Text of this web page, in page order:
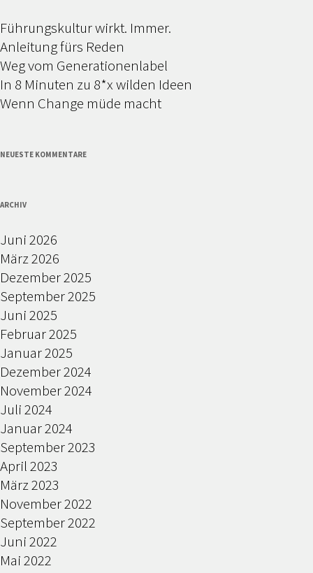
Führungskultur wirkt. Immer.
Anleitung fürs Reden
Weg vom Generationenlabel
In 8 Minuten zu 8*x wilden Ideen
Wenn Change müde macht
NEUESTE KOMMENTARE
ARCHIV
Juni 2026
März 2026
Dezember 2025
September 2025
Juni 2025
Februar 2025
Januar 2025
Dezember 2024
November 2024
Juli 2024
Januar 2024
September 2023
April 2023
März 2023
November 2022
September 2022
Juni 2022
Mai 2022